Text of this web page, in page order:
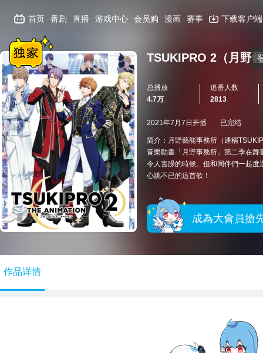
首页 番剧 直播 游戏中心 会员购 漫画 赛事 下载客户端
TSUKIPRO 2（月野
总播放
4.7万
追番人数
2813
2021年7月7日开播 已完结
简介：月野藝能事務所（通稱
音樂動畫「月野事務所」第二季在
令人害臊的時候。但和同伴們一起
心跳不已的這首歌！
成為大會員搶
作品详情